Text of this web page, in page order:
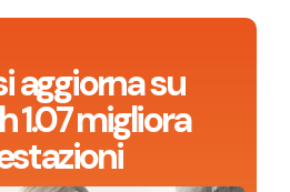
aggiorna su
1.07 migliora